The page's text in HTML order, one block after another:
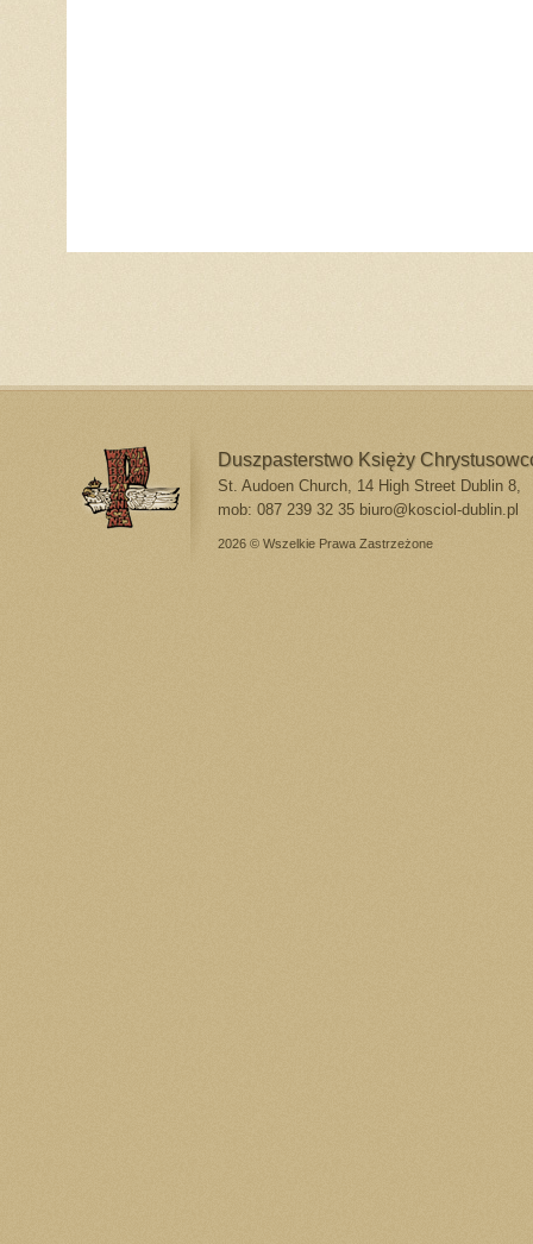
Duszpasterstwo Księży
St. Audoen Church, 14 High Street Dublin 8,
mob: 087 239 32 35 biuro@kosciol-dublin.pl
2026 © Wszelkie Prawa Zastrzeżone